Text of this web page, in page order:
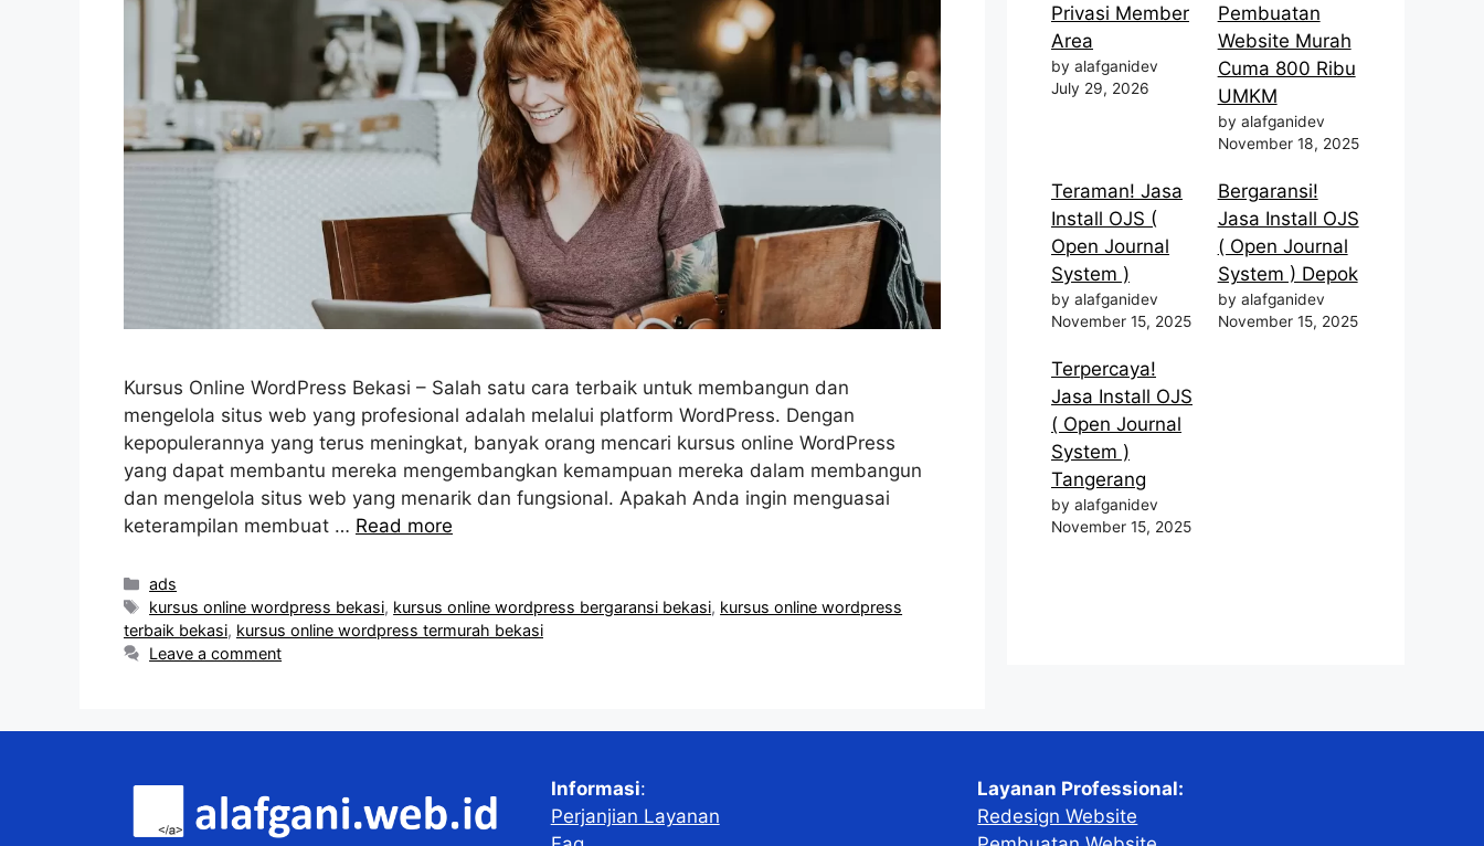
Kursus Online WordPress Bekasi – Salah satu cara terbaik untuk membangun dan
mengelola situs web yang profesional adalah melalui platform WordPress. Dengan
kepopulerannya yang terus meningkat, banyak orang mencari kursus online WordPress
yang dapat membantu mereka mengembangkan kemampuan mereka dalam membangun
dan mengelola situs web yang menarik dan fungsional. Apakah Anda ingin menguasai
keterampilan membuat … Read more
Categories
ads
Tags
kursus online wordpress bekasi, kursus online wordpress bergaransi bekasi, kursus online wordpress
terbaik bekasi, kursus online wordpress termurah bekasi
Leave a comment
Privasi Member
Area
by alafganidev
July 29, 2026
Pembuatan
Website Murah
Cuma 800 Ribu
UMKM
by alafganidev
November 18, 2025
Teraman! Jasa
Install OJS (
Open Journal
System )
by alafganidev
November 15, 2025
Bergaransi!
Jasa Install OJS
( Open Journal
System ) Depok
by alafganidev
November 15, 2025
Terpercaya!
Jasa Install OJS
( Open Journal
System )
Tangerang
by alafganidev
November 15, 2025
Informasi:
Perjanjian Layanan
Layanan Professional:
Redesign Website